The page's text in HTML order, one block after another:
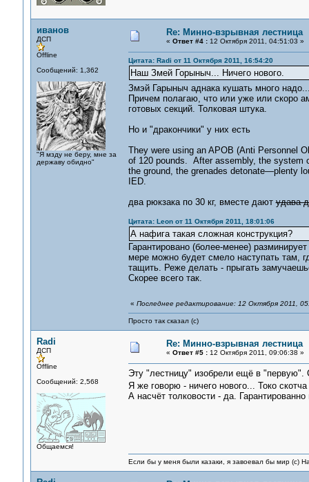
иванов
ДСП
Offline
Сообщений: 1,362
"Я мзду не беру, мне за
державу обидно"
Re: Минно-взрывная лестница
« Ответ #4 :12 Октября 2011, 04:51:03 »
Цитата: Radi от 11 Октября 2011, 16:54:20
Наш Змей Горыныч... Ничего нового.
Змэй Гарыныч аднака кушать много
Причем полагаю, что или уже или скоро
готовых секций. Толковая штука.
Но и "дракончики" у них есть
They were using an APOB (Anti Personnel
of 120 pounds. After assembly, the system
the ground, the grenades detonate—plenty
IED.
два рюкзака по 30 кг, вместе даютудава
Цитата: Leon от 11 Октября 2011, 18:01:06
А нафига такая сложная конструкция?
Гарантировано (более-менее)
мере можно будет смело наступать там,
тащить. Реже делать - прыгать
Скорее всего так.
« Последнее редактирование: 12 Октября 2011,
Просто так сказал (с)
Radi
ДСП
Offline
Сообщений: 2,568
Общаемся!
Re: Минно-взрывная лестница
« Ответ #5 :12 Октября 2011, 09:06:38 »
Эту "лестницу" изобрели ещё в "первую".
Я же говорю - ничего нового... Токо
А насчёт толковости - да.
Если бы у меня были казаки, я завоевал бы мир (с)